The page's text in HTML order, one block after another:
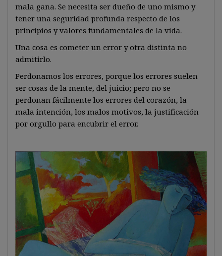
mala gana. Se necesita ser dueño de uno mismo y
tener una seguridad profunda respecto de los
principios y valores fundamentales de la vida.
Una cosa es cometer un error y otra distinta no
admitirlo.
Perdonamos los errores, porque los errores suelen
ser cosas de la mente, del juicio; pero no se
perdonan fácilmente los errores del corazón, la
mala intención, los malos motivos, la justificación
por orgullo para encubrir el error.